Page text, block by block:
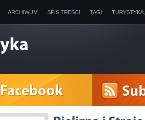
ARCHIWUM SPIS TREŚCI TAGI